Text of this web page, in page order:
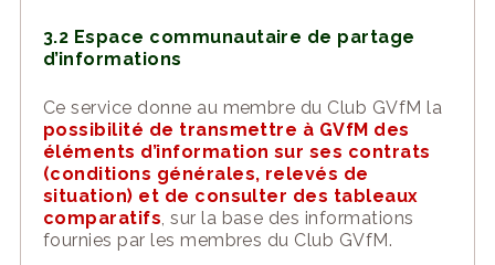
3.2 Espace communautaire de partage
d’informations
Ce service donne au membre du Club GVfM la
possibilité de transmettre à GVfM des
éléments d’information sur ses contrats
(conditions générales, relevés de
situation) et de consulter des tableaux
comparatifs, sur la base des informations
fournies par les membres du Club GVfM.